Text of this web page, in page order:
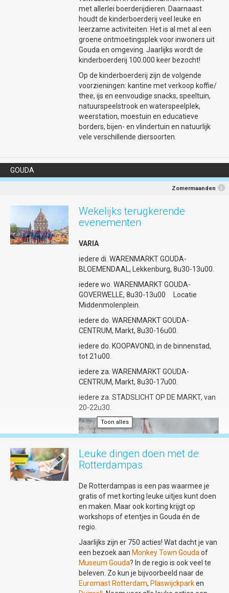
met allerlei boerderijdieren. Daarnaast
houdt de kinderboerderij veel leuke en
leerzame activiteiten. Het is al met al een
groene ontmoetingsplek voor inwoners uit
Gouda en omgeving. Jaarlijks wordt de
kinderboerderij 100.000 keer bezocht!
Op de kinderboerderij zijn de volgende
voorzieningen: kantine met verkoop koffie/
thee, ijs en eenvoudige snacks, speeltuin,
natuurspeelstrook en waterspeelplek,
weerstation, moestuin en educatieve
borders, bijen- en vlindertuin en natuurlijk
vele verschillende diersoorten.
GOUDA
Zomermaanden
Wekelijks terugkerende
evenementen
VARIA
iedere di. WARENMARKT GOUDA-
BLOEMENDAAL, Lekkenburg, 8u30-13u00.
iedere wo. WARENMARKT GOUDA-
GOVERWELLE, 8u30-13u00 Locatie
Middenmolenplein.
iedere do. WARENMARKT GOUDA-
CENTRUM, Markt, 8u30-16u00.
iedere do. KOOPAVOND, in de binnenstad,
tot 21u00.
iedere za. WARENMARKT GOUDA-
CENTRUM, Markt, 8u30-17u00.
iedere za. STADSLICHT OP DE MARKT, van
20-22u30.
iedere wo. GOUDS MONTMARTRE (wo.
4 juni t/m wo. 27 augustus)
Toon alles
Leuke dingen doen met de
Rotterdampas
De Rotterdampas is een pas waarmee je
gratis of met korting leuke uitjes kunt doen
en maken. Maar ook korting krijgt op
workshops of etentjes in Gouda én de
regio.
Jaarlijks zijn er 750 acties! Wat dacht je van
een bezoek aan Monkey Town Gouda of
Museum Gouda? In de regio is ook veel te
beleven. Zo kun je bijvoorbeeld naar de
Euromast Rotterdam, Plaswijckparken